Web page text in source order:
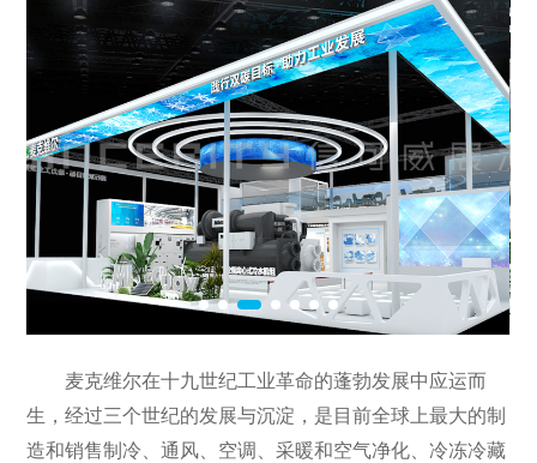
麦克维尔在十九世纪工业革命的蓬勃发展中应运而
生，经过三个世纪的发展与沉淀，是目前全球上最大的制
造和销售制冷、通风、空调、采暖和空气净化、冷冻冷藏